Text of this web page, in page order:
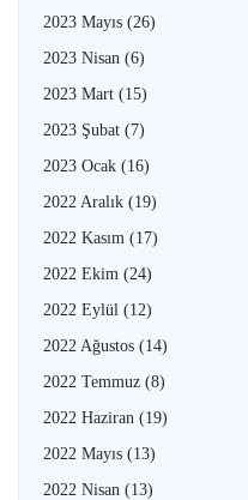
2023 Mayıs (26)
2023 Nisan (6)
2023 Mart (15)
2023 Şubat (7)
2023 Ocak (16)
2022 Aralık (19)
2022 Kasım (17)
2022 Ekim (24)
2022 Eylül (12)
2022 Ağustos (14)
2022 Temmuz (8)
2022 Haziran (19)
2022 Mayıs (13)
2022 Nisan (13)